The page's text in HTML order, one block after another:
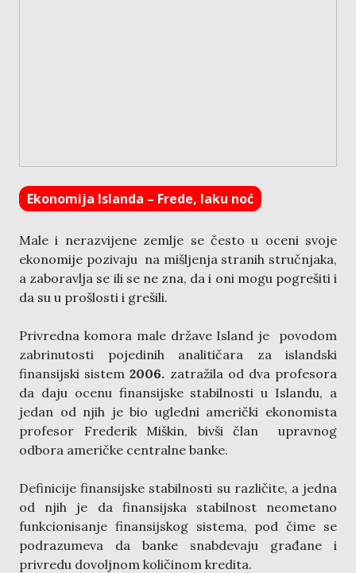
Ekonomija Islanda – Frede, laku noć
Male i nerazvijene zemlje se često u oceni svoje
ekonomije pozivaju na mišljenja stranih stručnjaka,
a zaboravlja se ili se ne zna, da i oni mogu pogrešiti i
da su u prošlosti i grešili.
Privredna komora male države Island je povodom
zabrinutosti pojedinih analitičara za islandski
finansijski sistem2006. zatražila od dva profesora
da daju ocenu finansijske stabilnosti u Islandu, a
jedan od njih je bio ugledni američki ekonomista
profesor Frederik Miškin, bivši član upravnog
odbora američke centralne banke.
Definicije finansijske stabilnosti su različite, a jedna
od njih je da finansijska stabilnost neometano
funkcionisanje finansijskog sistema, pod čime se
podrazumeva da banke snabdevaju građane i
privredu dovoljnom količinom kredita.